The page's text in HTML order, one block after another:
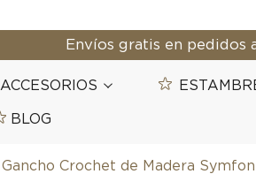
Envíos gratis en pedidos
ACCESORIOS
BLOG
Gancho Crochet de Madera